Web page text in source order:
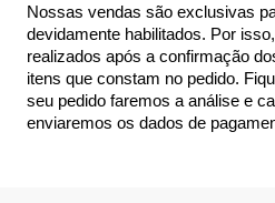
Nossas vendas são exclusivas
devidamente habilitados. Por
realizados após a confirmação
itens que constam no pedido.
seu pedido faremos a análise e
enviaremos os dados de